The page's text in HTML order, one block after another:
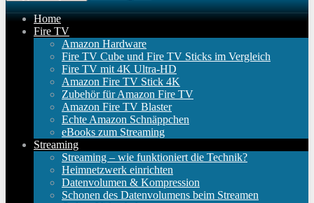
Home
Fire TV
Amazon Hardware
Fire TV Cube und Fire TV Sticks im Vergleich
Fire TV mit 4K Ultra-HD
Amazon Fire TV Stick 4K
Zubehör für Amazon Fire TV
Amazon Fire TV Blaster
Echte Amazon Schnäppchen
eBooks zum Streaming
Streaming
Streaming – wie funktioniert die Technik?
Heimnetzwerk einrichten
Datenvolumen & Kompression
Schonen des Datenvolumens beim Streamen